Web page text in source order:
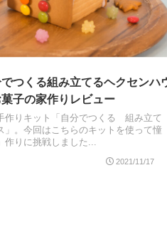
つくる組み立てるヘクセンハ
子の家作りレビュー
作りキット「自分でつくる 組み立て
。今回はこちらのキットを使って憧
作りに挑戦しました...
2021/11/17